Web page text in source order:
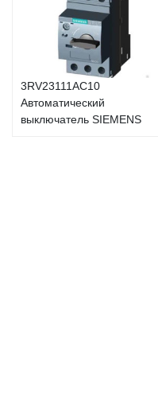
3RV23111AC10
Автоматический
выключатель SIEMENS